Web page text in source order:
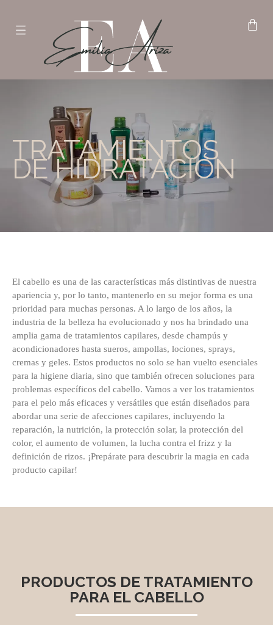
TRATAMIENTOS
DE HIDRATACIÓN
El cabello es una de las características más distintivas de nuestra
apariencia y, por lo tanto, mantenerlo en su mejor forma es una
prioridad para muchas personas. A lo largo de los años, la
industria de la belleza ha evolucionado y nos ha brindado una
amplia gama de tratamientos capilares, desde champús y
acondicionadores hasta sueros, ampollas, lociones, sprays,
cremas y geles. Estos productos no solo se han vuelto esenciales
para la higiene diaria, sino que también ofrecen soluciones para
problemas específicos del cabello. Vamos a ver los tratamientos
para el pelo más eficaces y versátiles que están diseñados para
abordar una serie de afecciones capilares, incluyendo la
reparación, la nutrición, la protección solar, la protección del
color, el aumento de volumen, la lucha contra el frizz y la
definición de rizos. ¡Prepárate para descubrir la magia en cada
producto capilar!
PRODUCTOS DE TRATAMIENTO
PARA EL CABELLO